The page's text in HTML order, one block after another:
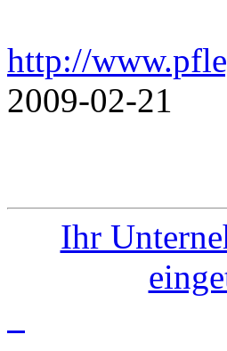
http://
2009-02-21
Ihr